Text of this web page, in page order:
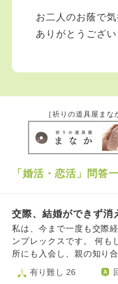
お二人のお蔭で
ありがとうござい
［祈りの道具屋ま
「婚活・恋活」問答
交際、結婚ができず消
私は、今まで一度も交際
ンプレックスです。 何も
所にも入会し、親の知り
男性を紹介してもらって
ジムに行ったりメイクレ
有り難し 26